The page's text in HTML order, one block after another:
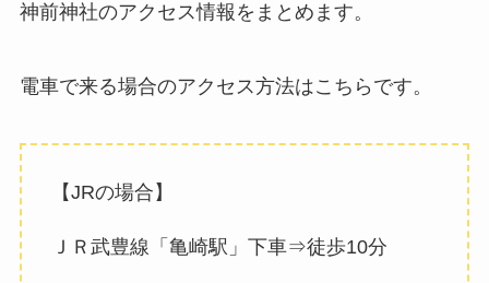
神前神社のアクセス情報をまとめます。
電車で来る場合のアクセス方法はこちらです。
【JRの場合】
ＪＲ武豊線「亀崎駅」下車⇒徒歩10分